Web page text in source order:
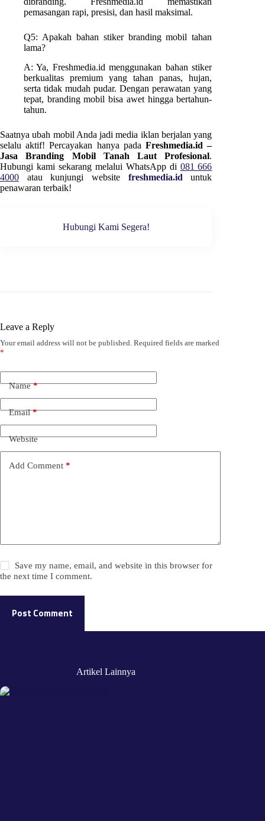
pemasangan rapi, presisi, dan hasil maksimal.
Q5: Apakah bahan stiker branding mobil tahan
lama?
A: Ya, Freshmedia.id menggunakan bahan stiker
berkualitas premium yang tahan panas, hujan,
serta tidak mudah pudar. Dengan perawatan yang
tepat, branding mobil bisa awet hingga bertahun-
tahun.
Saatnya ubah mobil Anda jadi media iklan berjalan yang
selalu aktif! Percayakan hanya padaFreshmedia.id –
Jasa Branding Mobil Tanah Laut Profesional.
Hubungi kami sekarang melalui WhatsApp di 081 666
4000
atau kunjungi website freshmedia.id untuk
penawaran terbaik!
Hubungi Kami Segera!
Leave a Reply
Your email address will not be published. Required fields are marked
*
Name*
Email*
Website
Add Comment *
Save my name, email, and website in this browser for
the next time I comment.
Post Comment
Artikel Lainnya